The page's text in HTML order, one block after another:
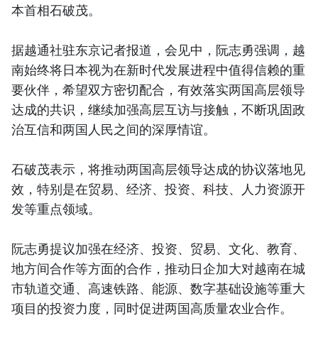
本首相石破茂。
据越通社驻东京记者报道，会见中，阮志勇强调，越
南始终将日本视为在新时代发展进程中值得信赖的重
要伙伴，希望双方密切配合，有效落实两国高层领导
达成的共识，继续加强高层互访与接触，不断巩固政
治互信和两国人民之间的深厚情谊。
石破茂表示，将推动两国高层领导达成的协议落地见
效，特别是在贸易、经济、投资、科技、人力资源开
发等重点领域。
阮志勇提议加强在经济、投资、贸易、文化、教育、
地方间合作等方面的合作，推动日企加大对越南在城
市轨道交通、高速铁路、能源、数字基础设施等重大
项目的投资力度，同时促进两国高质量农业合作。